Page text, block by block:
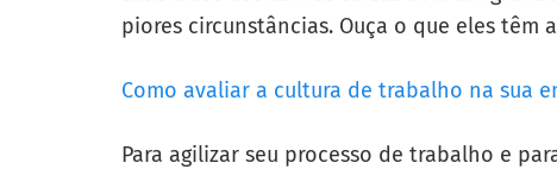
piores circunstâncias. Ouça o que eles têm
Como avaliar a cultura de trabalho na sua
Para agilizar seu processo de trabalho e